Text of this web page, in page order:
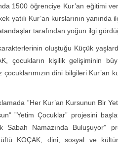
1500 öğrenciye Kur’an eğitimi
yatılı Kur’an kurslarının
tarafından yoğun ilgi
oluştuğu Küçük
çocukların kişilik gelişiminin
dini bilgileri Kur’an
”Her Kur’an Kursunun Bir
”Yetim Çocuklar” projesini
Namazında Buluşuyor”
KOÇAK; dini, sosyal ve